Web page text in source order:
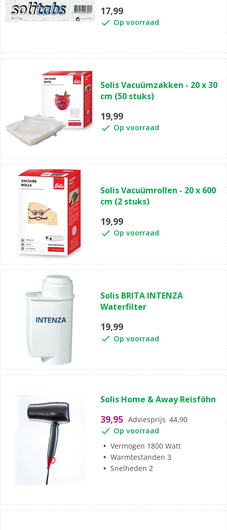
17,99
Op voorraad
Solis Vacuümzakken - 20 x 30
cm (50 stuks)
19,99
Op voorraad
Solis Vacuümrollen - 20 x 600
cm (2 stuks)
19,99
Op voorraad
Solis BRITA INTENZA
Waterfilter
19,99
Op voorraad
Solis Home & Away Reisföhn
39,95 Adviesprijs 44,90
Op voorraad
Vermogen 1800 Watt
Warmtestanden 3
Snelheden 2